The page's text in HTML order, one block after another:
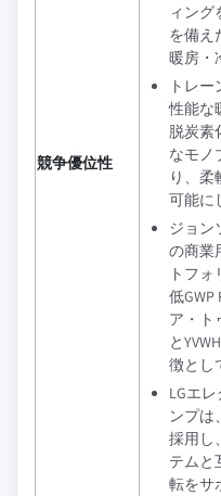
競争優位性
ィング
を備え
暖房・
トレ
性能な
脱炭素
なモノ
り、柔
可能に
ジョン
の商業
トフ
低GWP
ア・ト
と
徴とし
LGエ
ンプは
採用し
テムと
転をサ